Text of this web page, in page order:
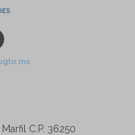
C.P. 36250